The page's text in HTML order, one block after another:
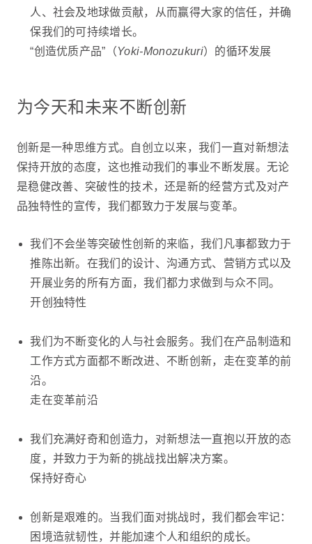
人、社会及地球做贡献，从而赢得大家的信任，并确
保我们的可持续增长。
“创造优质产品”（Yoki-Monozukuri）的循环发展
为今天和未来不断创新
创新是一种思维方式。自创立以来，我们一直对新想法
保持开放的态度，这也推动我们的事业不断发展。无论
是稳健改善、突破性的技术，还是新的经营方式及对产
品独特性的宣传，我们都致力于发展与变革。
我们不会坐等突破性创新的来临，我们凡事都致力于
推陈出新。在我们的设计、沟通方式、营销方式以及
开展业务的所有方面，我们都力求做到与众不同。
开创独特性
我们为不断变化的人与社会服务。我们在产品制造和
工作方式方面都不断改进、不断创新，走在变革的前
沿。
走在变革前沿
我们充满好奇和创造力，对新想法一直抱以开放的态
度，并致力于为新的挑战找出解决方案。
保持好奇心
创新是艰难的。当我们面对挑战时，我们都会牢记：
困境造就韧性，并能加速个人和组织的成长。